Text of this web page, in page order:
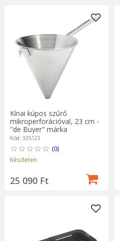
Kínai kúpos szűrő
mikroperforációval, 23 cm -
"de Buyer" márka
Kód: 335123
(0)
Készleten
25 090 Ft